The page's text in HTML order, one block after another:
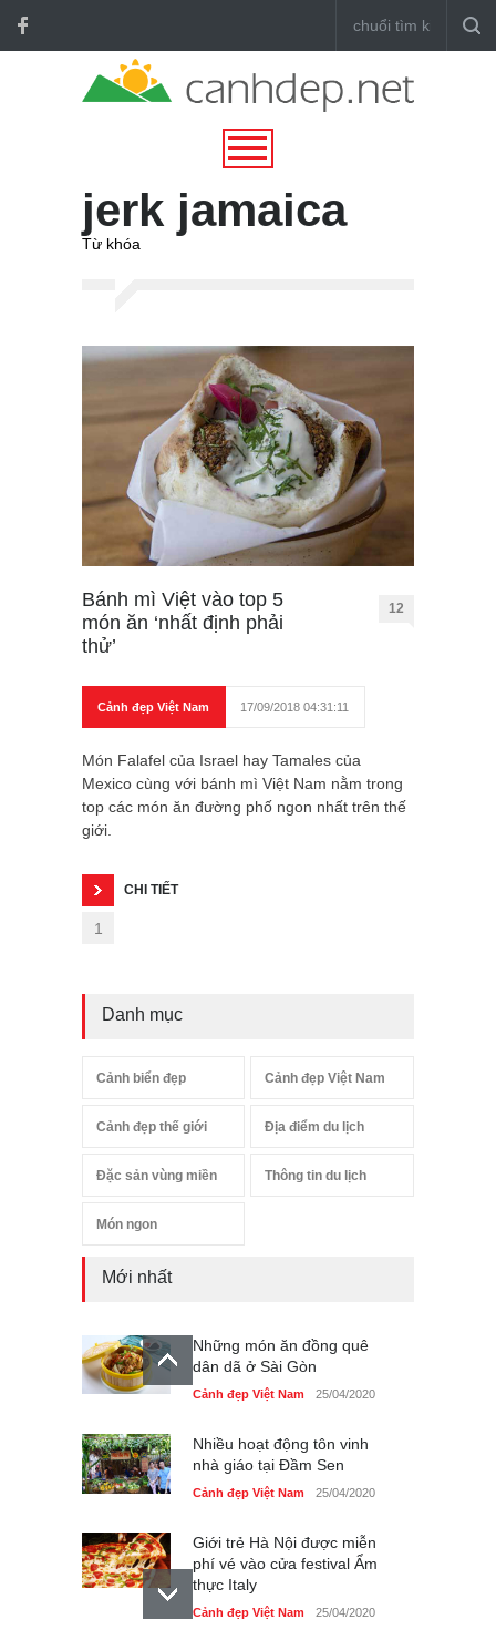
jerk jamaica
Từ khóa
Bánh mì Việt vào top 5
món ăn ‘nhất định phải
thử’
12
Cảnh đẹp Việt Nam 17/09/2018 04:31:11
Món Falafel của Israel hay Tamales của
Mexico cùng với bánh mì Việt Nam nằm trong
top các món ăn đường phố ngon nhất trên thế
giới.
CHI TIẾT
1
Danh mục
Cảnh biển đẹp Cảnh đẹp Việt Nam
Cảnh đẹp thế giới Địa điểm du lịch
Đặc sản vùng miền Thông tin du lịch
Món ngon
Mới nhất
Những món ăn đồng quê
dân dã ở Sài Gòn
Cảnh đẹp Việt Nam 25/04/2020
Nhiều hoạt động tôn vinh
nhà giáo tại Đầm Sen
Cảnh đẹp Việt Nam 25/04/2020
Giới trẻ Hà Nội được miễn
phí vé vào cửa festival Ẩm
thực Italy
Cảnh đẹp Việt Nam 25/04/2020